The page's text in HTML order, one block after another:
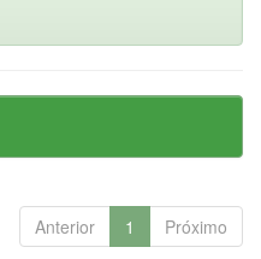
Anterior 1 Próximo